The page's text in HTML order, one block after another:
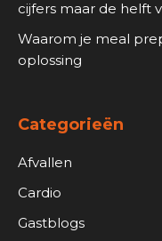
cijfers maar de helft
Waarom je meal
oplossing
Categorieën
Afvallen
Cardio
Gastblogs